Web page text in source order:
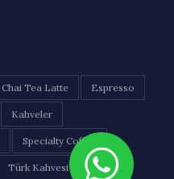
Chai Tea Latte Espresso
Kahveler
Specialty Coffee
Türk Kahvesi Çaylar